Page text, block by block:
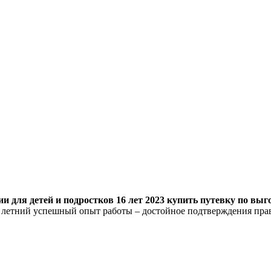
детей и подростков 16 лет 2023 купить путевку по
успешный опыт работы – достойное подтверждения